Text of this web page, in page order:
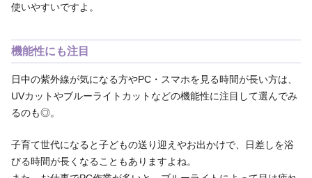
使いやすいですよ。
機能性にも注目
日中の紫外線が気になる方やPC・スマホを見る時間が長い方は、
UVカットやブルーライトカットなどの機能性に注目して選んでみ
るのも◎。
子育て世代になると子どもの送り迎えやお出かけで、日差しを浴
びる時間が長くなることもありますよね。